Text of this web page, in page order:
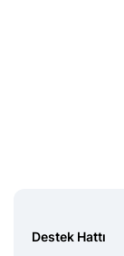
Destek Hattı